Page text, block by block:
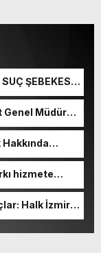
ŞEBEKESİ
Genel Müdürü
hizmete
Halk İzmirli